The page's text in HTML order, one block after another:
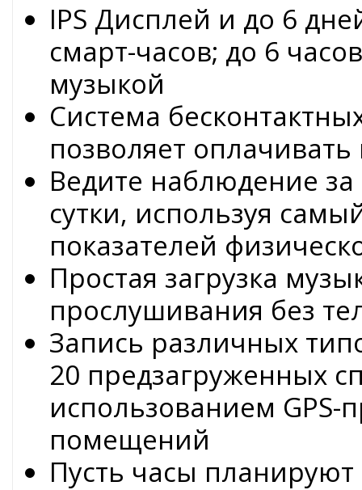
IPS Дисплей и до 6
смарт-часов; до 6
музыкой
Система
позволяет
Ведите наблюдение
сутки, используя
показателей
Простая загрузка
прослушивания без
Запись различных
20 предзагруженных
использованием
помещений
Пусть часы